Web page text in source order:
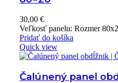
30,00 €
Veľkosť panelu: Rozmer
Pridať do košíka
Quick view
Čalúnený panel